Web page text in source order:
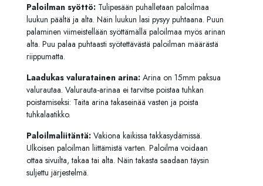
Paloilman syöttö: Tulipesään puhalletaan paloilmaa
luukun päältä ja alta. Näin luukun lasi pysyy puhtaana. Puun
palaminen viimeistellään syöttämällä paloilmaa myös arinan
alta. Puu palaa puhtaasti syötettävästä paloilman määrästä
riippumatta.
Laadukas valuratainen arina: Arina on 15mm paksua
valurautaa. Valurauta-arinaa ei tarvitse poistaa tuhkan
poistamiseksi: Taita arina takaseinää vasten ja poista
tuhkalaatikko.
Paloilmaliitäntä: Vakiona kaikissa takkasydämissä.
Ulkoisen paloilman liittämistä varten. Paloilma voidaan
ottaa sivuilta, takaa tai alta. Näin takasta saadaan täysin
suljettu järjestelmä.